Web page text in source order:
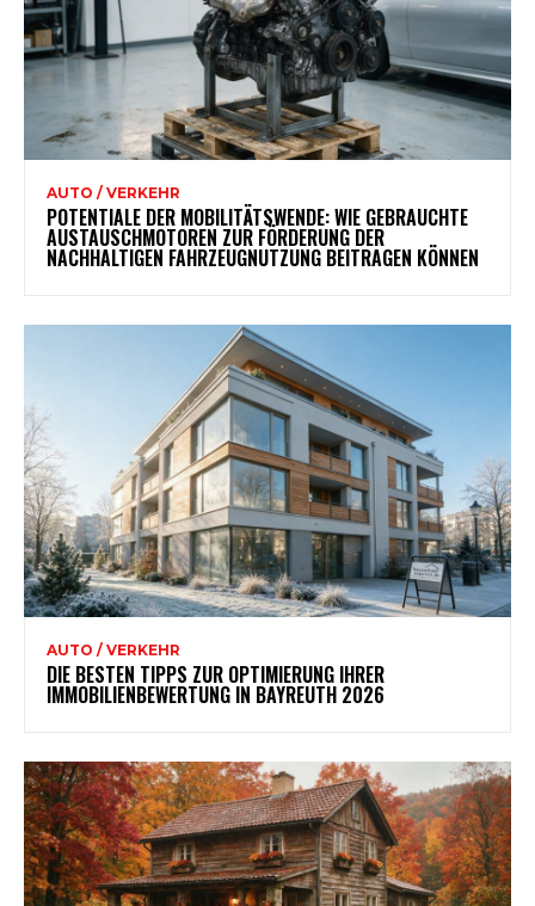
AUTO / VERKEHR
POTENTIALE DER MOBILITÄTSWENDE: WIE GEBRAUCHTE
AUSTAUSCHMOTOREN ZUR FÖRDERUNG DER
NACHHALTIGEN FAHRZEUGNUTZUNG BEITRAGEN KÖNNEN
AUTO / VERKEHR
DIE BESTEN TIPPS ZUR OPTIMIERUNG IHRER
IMMOBILIENBEWERTUNG IN BAYREUTH 2026